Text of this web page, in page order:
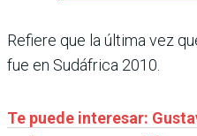
Refiere que la última vez
fue en Sudáfrica 2010.
Te puede interesar: